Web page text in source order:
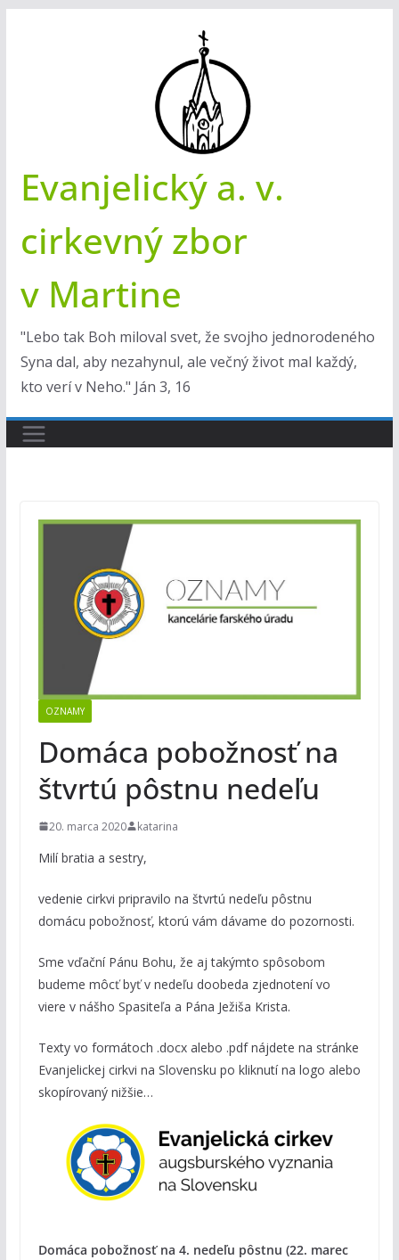
Evanjelický a. v.
cirkevný zbor
v Martine
"Lebo tak Boh miloval svet, že svojho jednorodeného
Syna dal, aby nezahynul, ale večný život mal každý,
kto verí v Neho." Ján 3, 16
OZNAMY
Domáca pobožnosť na
štvrtú pôstnu nedeľu
20. marca 2020 katarina
Milí bratia a sestry,
vedenie cirkvi pripravilo na štvrtú nedeľu pôstnu
domácu pobožnosť, ktorú vám dávame do pozornosti.
Sme vďační Pánu Bohu, že aj takýmto spôsobom
budeme môcť byť v nedeľu doobeda zjednotení vo
viere v nášho Spasiteľa a Pána Ježiša Krista.
Texty vo formátoch .docx alebo .pdf nájdete na stránke
Evanjelickej cirkvi na Slovensku po kliknutí na logo alebo
skopírovaný nižšie…
Domáca pobožnosť na 4. nedeľu pôstnu (22. marec